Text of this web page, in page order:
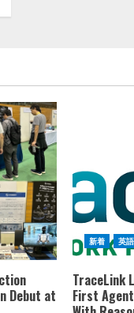
Debut at
新着 英語
TraceLink
First